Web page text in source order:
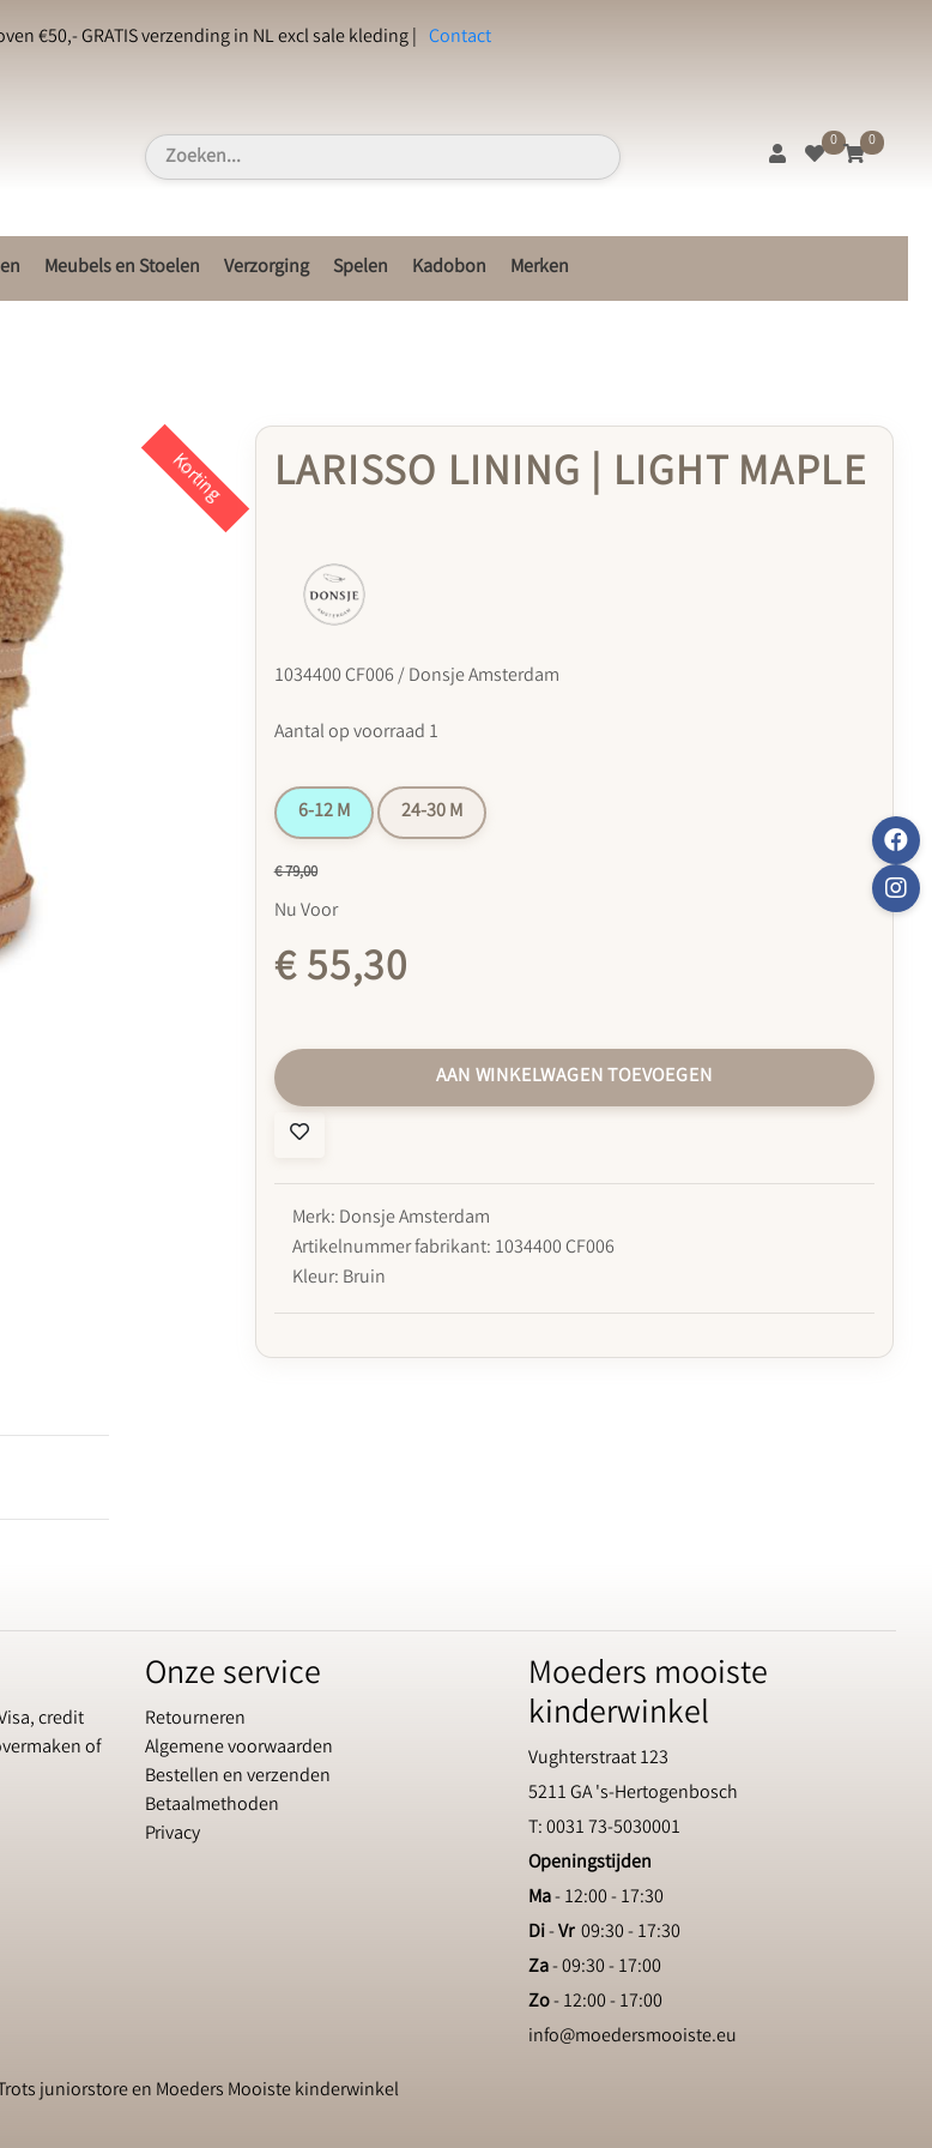
€50,- GRATIS verzending in NL excl sale kleding | Contact
0 0
Meubels en Stoelen Verzorging Spelen Kadobon Merken
Korting LARISSO LINING | LIGHT MAPLE
1034400 CF006 / Donsje Amsterdam
Aantal op voorraad 1
6-12 M 24-30 M
€ 79,00
Nu Voor
€ 55,30
AAN WINKELWAGEN TOEVOEGEN
Merk: Donsje Amsterdam
Artikelnummer fabrikant: 1034400 CF006
Kleur: Bruin
credit
of
Onze service
Retourneren
Algemene voorwaarden
Bestellen en verzenden
Betaalmethoden
Privacy
Moeders mooiste
kinderwinkel
Vughterstraat 123
5211 GA 's-Hertogenbosch
T: 0031 73-5030001
Openingstijden
Ma- 12:00 - 17:30
Di-Vr09:30 - 17:30
Za- 09:30 - 17:00
Zo- 12:00 - 17:00
info@moedersmooiste.eu
juniorstore en Moeders Mooiste kinderwinkel